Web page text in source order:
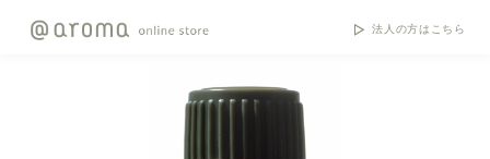
法人の方はこちら